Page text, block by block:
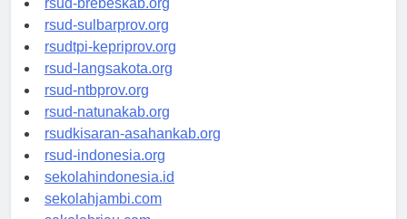
rsud-brebeskab.org
rsud-sulbarprov.org
rsudtpi-kepriprov.org
rsud-langsakota.org
rsud-ntbprov.org
rsud-natunakab.org
rsudkisaran-asahankab.org
rsud-indonesia.org
sekolahindonesia.id
sekolahjambi.com